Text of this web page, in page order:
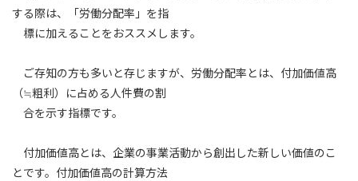
する際は、「労働分配率」を指
標に加えることをおススメします。
ご存知の方も多いと存じますが、労働分配率とは、付加価値高
（≒粗利）に占める人件費の割
合を示す指標です。
付加価値高とは、企業の事業活動から創出した新しい価値のこ
とです。付加価値高の計算方法